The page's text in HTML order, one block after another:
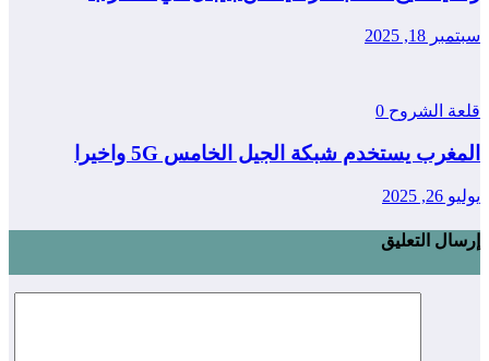
سبتمبر 18, 2025
قلعة الشروح 0
المغرب يستخدم شبكة الجيل الخامس 5G واخيرا
يوليو 26, 2025
إرسال التعليق